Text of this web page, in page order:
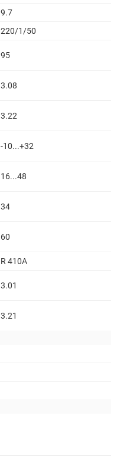
9.7
220/1/50
95
3.08
3.22
-10...+32
16...48
34
60
R 410A
3.01
3.21